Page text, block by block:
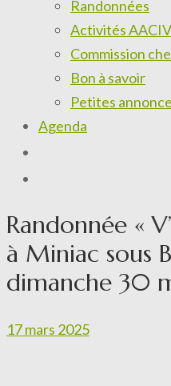
Randonnées
Activités AACIV
Commission
Bon à savoir
Petites
Agenda
Randonnée «
à Miniac sous
dimanche 30
17 mars 2025